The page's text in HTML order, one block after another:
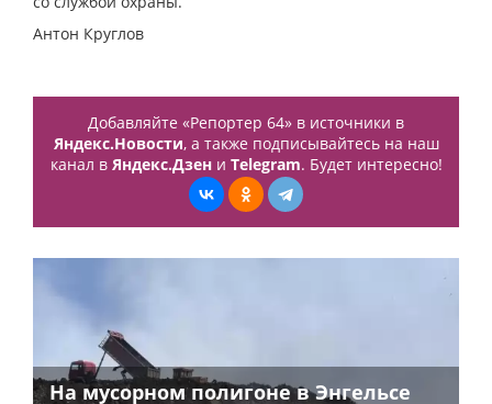
Антон Круглов
Добавляйте «Репортер 64» в источники в
Яндекс.Новости, а также подписывайтесь на наш
канал в Яндекс.Дзени Telegram. Будет интересно!
На мусорном полигоне в Энгельсе